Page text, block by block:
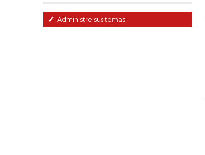
Administre sus temas